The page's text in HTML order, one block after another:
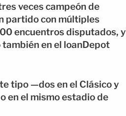
veces campeón de
partido con múltiples
encuentros disputados, y
en el loanDepot
tipo —dos en el Clásico y
en el mismo estadio de